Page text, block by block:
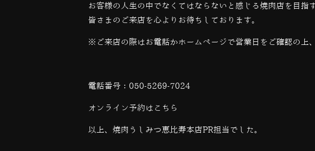
お客様の人生の中でなくてはならないと感じる焼肉店を目指
皆さまのご来店を心よりお待ちしております。
※ご来店の際はお電話かホームページで営業日をご確認の上
電話番号： 050-5269-7024
オンライン予約は こちら
以上、焼肉うしみつ恵比寿本店PR担当でした。